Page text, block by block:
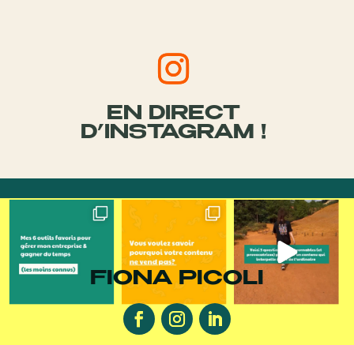
EN DIRECT
D’INSTAGRAM !
FIONA PICOLI